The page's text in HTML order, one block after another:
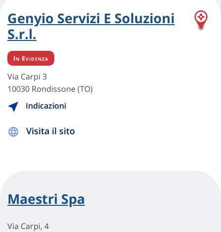
Genyio Servizi E Soluzioni
S.r.l.
In Evidenza
Via Carpi 3
10030 Rondissone (TO)
Indicazioni
Visita il sito
Maestri Spa
Via Carpi, 4